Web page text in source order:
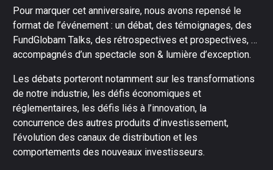
Pour marquer cet anniversaire, nous avons repensé le
format de l’événement : un débat, des témoignages, des
FundGlobam Talks, des rétrospectives et prospectives, …
accompagnés d’un spectacle son & lumière d’exception.
Les débats porteront notamment sur les transformations
de notre industrie, les défis économiques et
réglementaires, les défis liés à l’innovation, la
concurrence des autres produits d’investissement,
l’évolution des canaux de distribution et les
comportements des nouveaux investisseurs.